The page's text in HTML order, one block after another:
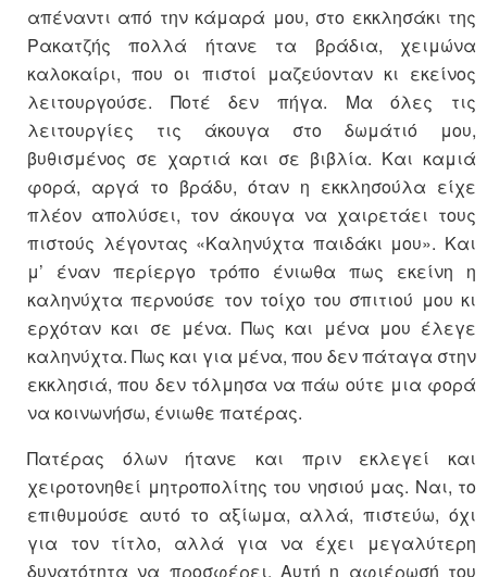
απέναντι από την κάμαρά μου, στο εκκλησάκι της
Ρακατζής πολλά ήτανε τα βράδια, χειμώνα
καλοκαίρι, που οι πιστοί μαζεύονταν κι εκείνος
λειτουργούσε. Ποτέ δεν πήγα. Μα όλες τις
λειτουργίες τις άκουγα στο δωμάτιό μου,
βυθισμένος σε χαρτιά και σε βιβλία. Και καμιά
φορά, αργά το βράδυ, όταν η εκκλησούλα είχε
πλέον απολύσει, τον άκουγα να χαιρετάει τους
πιστούς λέγοντας «Καληνύχτα παιδάκι μου». Και
μ’ έναν περίεργο τρόπο ένιωθα πως εκείνη η
καληνύχτα περνούσε τον τοίχο του σπιτιού μου κι
ερχόταν και σε μένα. Πως και μένα μου έλεγε
καληνύχτα. Πως και για μένα, που δεν πάταγα στην
εκκλησιά, που δεν τόλμησα να πάω ούτε μια φορά
να κοινωνήσω, ένιωθε πατέρας.
Πατέρας όλων ήτανε και πριν εκλεγεί και
χειροτονηθεί μητροπολίτης του νησιού μας. Ναι, το
επιθυμούσε αυτό το αξίωμα, αλλά, πιστεύω, όχι
για τον τίτλο, αλλά για να έχει μεγαλύτερη
δυνατότητα να προσφέρει. Αυτή η αφιέρωσή του